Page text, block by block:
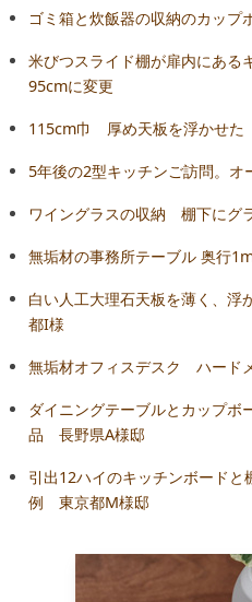
ゴミ箱と炊飯器の収納のカップ
米びつスライド棚が扉内にある
95cmに変更
115cm巾 厚め天板を浮かせた
5年後の2型キッチンご訪問。
ワイングラスの収納 棚下にグ
無垢材の事務所テーブル 奥行
白い人工大理石天板を薄く、
都I様
無垢材オフィスデスク ハード
ダイニングテーブルとカップボ
品 長野県A様邸
引出12ハイのキッチンボード
例 東京都M様邸